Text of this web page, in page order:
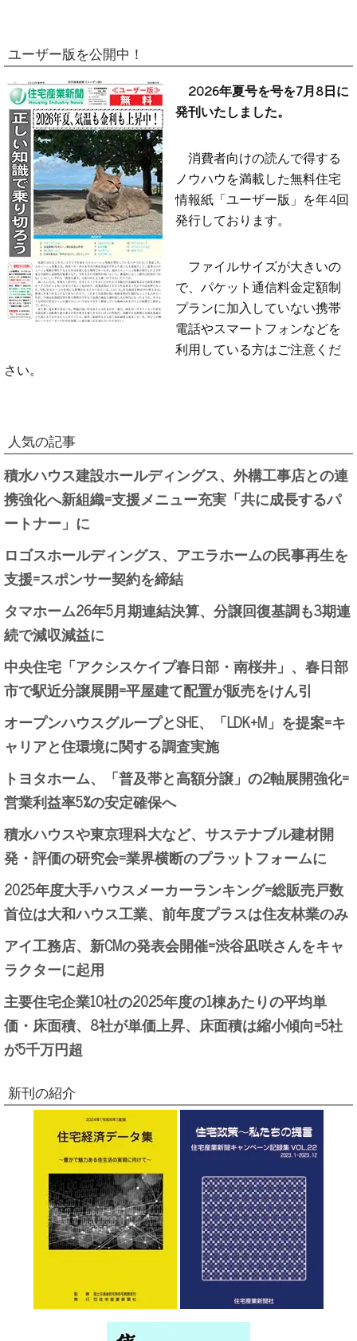
ユーザー版を公開中！
2026年夏号を号を7月8日に
発刊いたしました。
消費者向けの読んで得する
ノウハウを満載した無料住宅
情報紙「ユーザー版」を年4回
発行しております。
ファイルサイズが大きいの
で、パケット通信料金定額制
プランに加入していない携帯
電話やスマートフォンなどを
利用している方はご注意くだ
さい。
人気の記事
積水ハウス建設ホールディングス、外構工事店との連
携強化へ新組織=支援メニュー充実「共に成長するパ
ートナー」に
ロゴスホールディングス、アエラホームの民事再生を
支援=スポンサー契約を締結
タマホーム26年5月期連結決算、分譲回復基調も3期連
続で減収減益に
中央住宅「アクシスケイプ春日部・南桜井」、春日部
市で駅近分譲展開=平屋建て配置が販売をけん引
オープンハウスグループとSHE、「LDK+M」を提案=キ
ャリアと住環境に関する調査実施
トヨタホーム、「普及帯と高額分譲」の2軸展開強化=
営業利益率5%の安定確保へ
積水ハウスや東京理科大など、サステナブル建材開
発・評価の研究会=業界横断のプラットフォームに
2025年度大手ハウスメーカーランキング=総販売戸数
首位は大和ハウス工業、前年度プラスは住友林業のみ
アイ工務店、新CMの発表会開催=渋谷凪咲さんをキャ
ラクターに起用
主要住宅企業10社の2025年度の1棟あたりの平均単
価・床面積、8社が単価上昇、床面積は縮小傾向=5社
が5千万円超
新刊の紹介